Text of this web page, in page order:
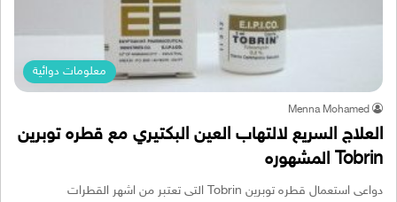
معلومات دوائية
Menna Mohamed
العلاج السريع لالتهاب العين البكتيري مع قطره توبرين
Tobrin المشهوره
دواعى استعمال قطره توبرين Tobrin التى تعتبر من اشهر القطرات